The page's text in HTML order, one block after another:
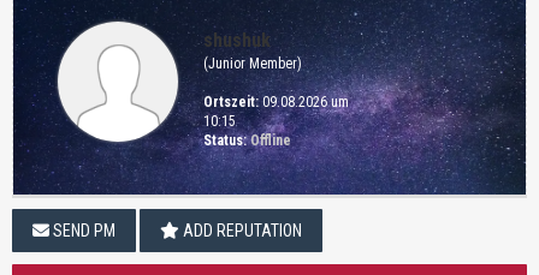
shushuk
(Junior Member)
Ortszeit:09.08.2026 um
10:15
Status: Offline
SEND PM ADD REPUTATION